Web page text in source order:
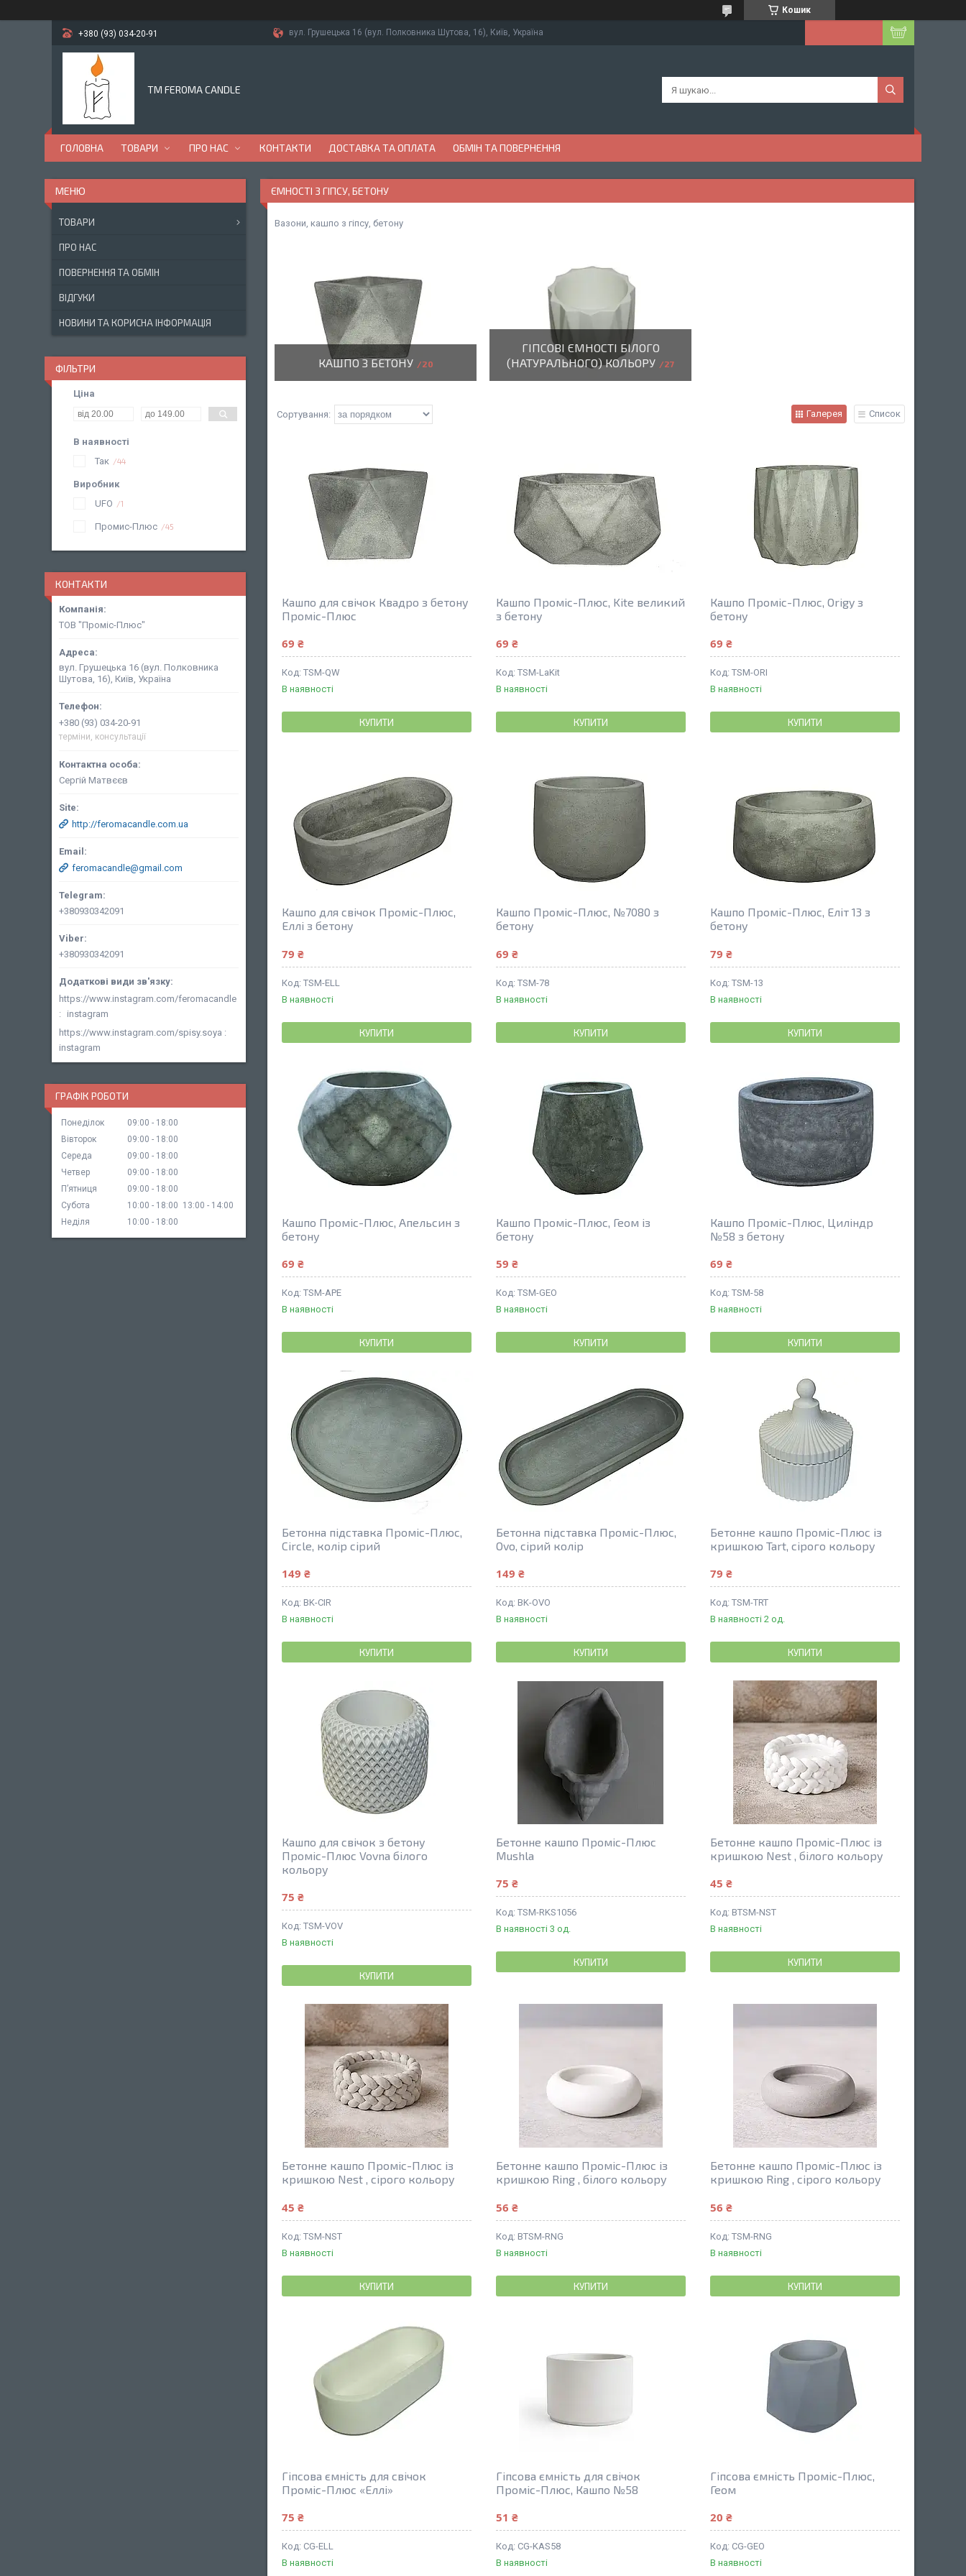
Кошик
+380 (93) 034-20-91 вул. Грушецька 16 (вул. Полковника Шутова, 16), Київ, Україна
TM FEROMA CANDLE
ГОЛОВНА ТОВАРИ ПРО НАС КОНТАКТИ ДОСТАВКА ТА ОПЛАТА ОБМІН ТА ПОВЕРНЕННЯ
ЄМНОСТІ З ГІПСУ, БЕТОНУ
Вазони, кашпо з гіпсу, бетону
КАШПО З БЕТОНУ 20
ГІПСОВІ ЄМНОСТІ БІЛОГО
(НАТУРАЛЬНОГО) КОЛЬОРУ
27
Галерея Список
Кашпо для свічок Квадро з бетону
Проміс-Плюс
69 ₴
TSM-QW
В наявності
КУПИТИ
Кашпо Проміс-Плюс, Kite великий
з бетону
69 ₴
TSM-LaKit
В наявності
КУПИТИ
Кашпо Проміс-Плюс, Origy з
бетону
69 ₴
TSM-ORI
В наявності
КУПИТИ
Кашпо для свічок Проміс-Плюс,
Еллі з бетону
79 ₴
TSM-ELL
В наявності
КУПИТИ
Кашпо Проміс-Плюс, №7080 з
бетону
69 ₴
TSM-78
В наявності
КУПИТИ
Кашпо Проміс-Плюс, Еліт 13 з
бетону
79 ₴
TSM-13
В наявності
КУПИТИ
Кашпо Проміс-Плюс, Апельсин з
бетону
69 ₴
TSM-APE
В наявності
КУПИТИ
Кашпо Проміс-Плюс, Геом із
бетону
59 ₴
TSM-GEO
В наявності
КУПИТИ
Кашпо Проміс-Плюс, Циліндр
№58 з бетону
69 ₴
TSM-58
В наявності
КУПИТИ
Бетонна підставка Проміс-Плюс,
Circle, колір сірий
149 ₴
BK-CIR
В наявності
КУПИТИ
Бетонна підставка Проміс-Плюс,
Ovo, сірий колір
149 ₴
BK-OVO
В наявності
КУПИТИ
Бетонне кашпо Проміс-Плюс із
кришкою Tart, сірого кольору
79 ₴
TSM-TRT
В наявності 2 од.
КУПИТИ
Кашпо для свічок з бетону
Проміс-Плюс Vovna білого
кольору
75 ₴
TSM-VOV
В наявності
КУПИТИ
Бетонне кашпо Проміс-Плюс
Mushla
75 ₴
TSM-RKS1056
В наявності 3 од.
КУПИТИ
Бетонне кашпо Проміс-Плюс із
кришкою Nest , білого кольору
45 ₴
BTSM-NST
В наявності
КУПИТИ
Бетонне кашпо Проміс-Плюс із
кришкою Nest , сірого кольору
45 ₴
TSM-NST
В наявності
КУПИТИ
Бетонне кашпо Проміс-Плюс із
кришкою Ring , білого кольору
56 ₴
BTSM-RNG
В наявності
КУПИТИ
Бетонне кашпо Проміс-Плюс із
кришкою Ring , сірого кольору
56 ₴
TSM-RNG
В наявності
КУПИТИ
Гіпсова ємність для свічок
Проміс-Плюс «Еллі»
75 ₴
CG-ELL
В наявності
Гіпсова ємність для свічок
Проміс-Плюс, Кашпо №58
51 ₴
CG-KAS58
В наявності
Гіпсова ємність Проміс-Плюс,
Геом
20 ₴
CG-GEO
В наявності
ТОВАРИ
ПРО НАС
ПОВЕРНЕННЯ ТА ОБМІН
ВІДГУКИ
НОВИНИ ТА КОРИСНА ІНФОРМАЦІЯ
ФІЛЬТРИ
Ціна
В наявності
Так
44
Виробник
UFO
1
Промис-Плюс 45
КОНТАКТИ
ТОВ "Проміс-Плюс"
вул. Грушецька 16 (вул. Полковника
Шутова, 16), Київ, Україна
+380 (93) 034-20-91
терміни, консультації
Сергій Матвєєв
http://feromacandle.com.ua
feromacandle@gmail.com
+380930342091
+380930342091
https://www.instagram.com/feromacandle
instagram
https://www.instagram.com/spisy.soya
instagram
ГРАФІК РОБОТИ
Понеділок 09:00
18:00
Вівторок
09:00
18:00
Середа
09:00
18:00
Четвер
09:00
18:00
Пʼятниця
09:00
18:00
Субота
10:00 18:00 13:00
14:00
Неділя
10:00 18:00